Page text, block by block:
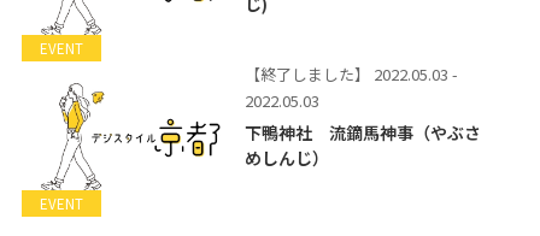
EVENT
EVENT
【終了しました】
2022.05.03 -
2022.05.03
下鴨神社 流鏑馬神事（やぶさ
めしんじ）